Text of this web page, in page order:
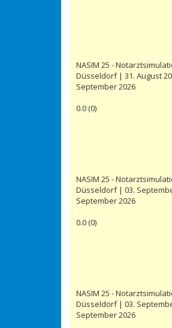
NASIM 25 -
Düsseldorf | 31. August
September 2026
0.0(0)
NASIM 25 -
Düsseldorf | 03.
September 2026
0.0(0)
NASIM 25 -
Düsseldorf | 03.
September 2026